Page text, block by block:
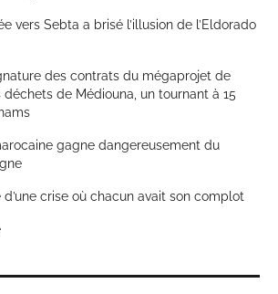
vers Sebta a brisé l’illusion de l’Eldorado
des contrats du mégaprojet de
de Médiouna, un tournant à 15
gagne dangereusement du
crise où chacun avait son complot